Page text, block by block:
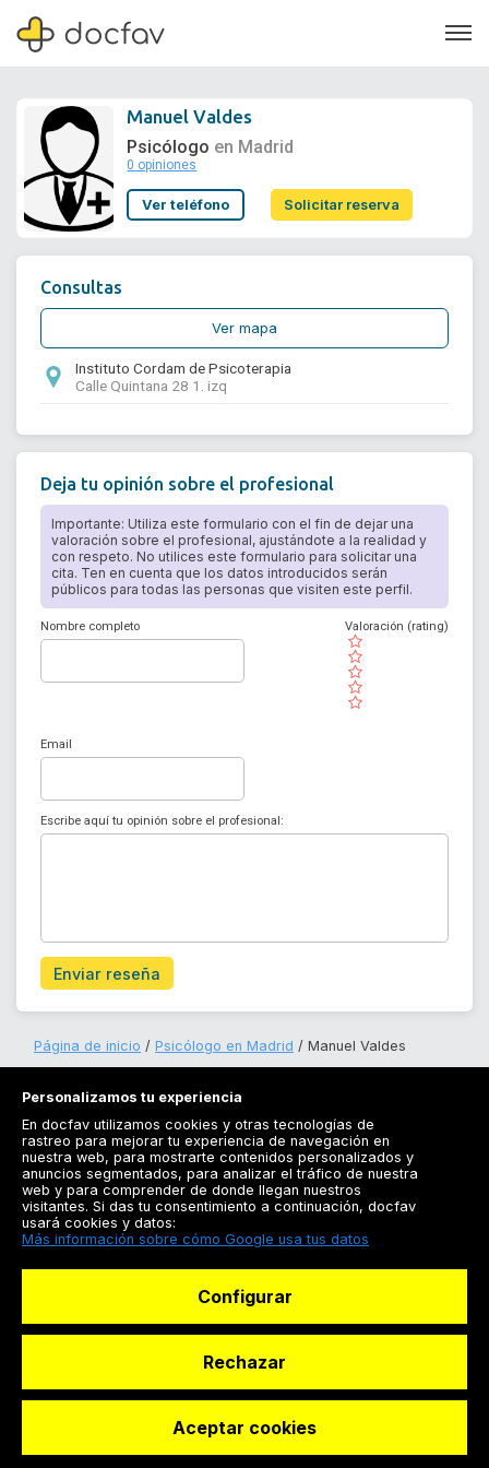
Soporte
Manuel Valdes
Psicólogo en Madrid
0 opiniones
Ver teléfono Solicitar reserva
Solicitar reserva
Consultas
Ver mapa
Instituto Cordam de Psicoterapia
Calle Quintana 28 1. izq
Deja tu opinión sobre el profesional
Importante: Utiliza este formulario con el fin de dejar una
valoración sobre el profesional, ajustándote a la realidad y
con respeto. No utilices este formulario para solicitar una
cita. Ten en cuenta que los datos introducidos serán
públicos para todas las personas que visiten este perfil.
Nombre completo
( )
( )
( )
( )
( )
Valoración (rating)
Email
Escribe aquí tu opinión sobre el profesional:
Enviar reseña
Página de inicio Psicólogo en Madrid Manuel Valdes
Registrarse
Docfav
© Dashboard Technologies S.L
Personalizamos tu experiencia
En docfav utilizamos cookies y otras tecnologías de
rastreo para mejorar tu experiencia de navegación en
nuestra web, para mostrarte contenidos personalizados y
anuncios segmentados, para analizar el tráfico de nuestra
web y para comprender de donde llegan nuestros
visitantes. Si das tu consentimiento a continuación, docfav
usará cookies y datos:
Más información sobre cómo Google usa tus datos
Configurar
Rechazar
Aceptar cookies